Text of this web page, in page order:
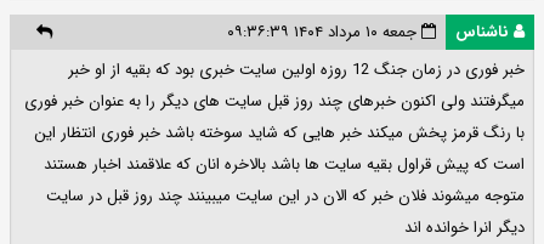
ناشناس
جمعه ۱۰ مرداد ۱۴۰۴ ۰۹:۳۶:۳۹
خبر فوری در زمان جنگ 12 روزه اولین سایت خبری بود که بقیه از او خبر
میگرفتند ولی اکنون خبرهای چند روز قبل سایت های دیگر را به عنوان خبر فوری
با رنگ قرمز پخش میکند خبر هایی که شاید سوخته باشد خبر فوری انتظار این
است که پیش قراول بقیه سایت ها باشد بالاخره انان که علاقمند اخبار هستند
متوجه میشوند فلان خبر که الان در این سایت میبینند چند روز قبل در سایت
دیگر انرا خوانده اند